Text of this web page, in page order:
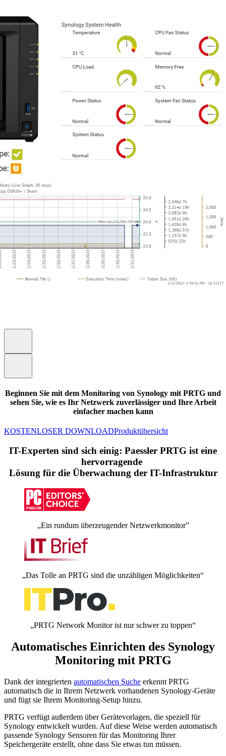
Beginnen Sie mit dem Monitoring von Synology mit PRTG und
sehen Sie, wie es Ihr Netzwerk zuverlässiger und Ihre Arbeit
einfacher machen kann
KOSTENLOSER DOWNLOADProduktübersicht
IT-Experten sind sich einig: Paessler PRTG ist eine
hervorragende
Lösung für die Überwachung der IT-Infrastruktur
„Ein rundum überzeugender Netzwerkmonitor”
„Das Tolle an PRTG sind die unzähligen Möglichkeiten“
„PRTG Network Monitor ist nur schwer zu toppen“
Automatisches Einrichten des Synology
Monitoring mit PRTG
Dank der integrierten automatischen Suche erkennt PRTG
automatisch die in Ihrem Netzwerk vorhandenen Synology-Geräte
und fügt sie Ihrem Monitoring-Setup hinzu.
PRTG verfügt außerdem über Gerätevorlagen, die speziell für
Synology entwickelt wurden. Auf diese Weise werden automatisch
passende Synology Sensoren für das Monitoring Ihrer
Speichergeräte erstellt, ohne dass Sie etwas tun müssen.